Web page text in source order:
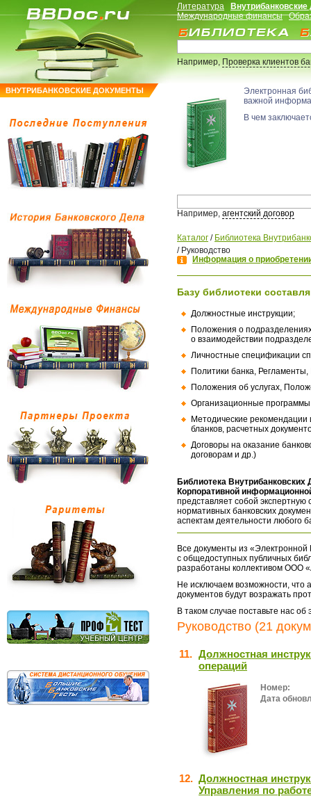
ВНУТРИБАНКОВСКИЕ ДОКУМЕНТЫ
Литература
Международные финансы
Например,Проверка клиентов
Электронная
важной
В чем
Например, агентский договор
Каталог / Библиотека
/ Руководство
Информация о
Базу библиотеки
Должностные инструкции;
Положения о
о взаимодействии
Личностные спецификации
Политики банка,
Положения об услугах,
Организационные
Методические
бланков, расчетных
Договоры на оказание
договорам и др.)
Библиотека
Корпоративной
представляет собой экспертную
нормативных банковских
аспектам деятельности любого
Все документы из «Электронной
с общедоступных публичных
разработаны коллективом ООО
Не исключаем возможности, что
документов будут возражать
В таком случае поставьте нас
Руководство (21
11. Должностная
операций
Номер:
Дата
12. Должностная
Управления по